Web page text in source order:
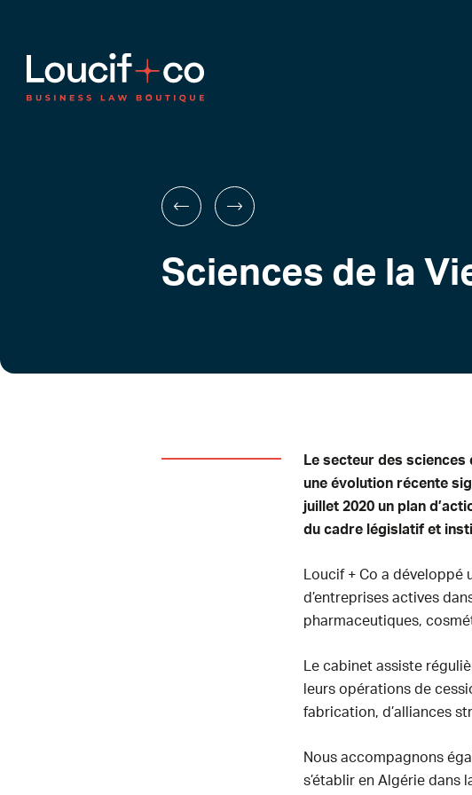
Sciences de la
Le secteur des sciences
une évolution récente
juillet 2020 un plan
du cadre législatif et
Loucif + Co a
d’entreprises actives
pharmaceutiques,
Le cabinet assiste
leurs opérations de
fabrication, d’alliances
Nous accompagnons
s’établir en Algérie dans